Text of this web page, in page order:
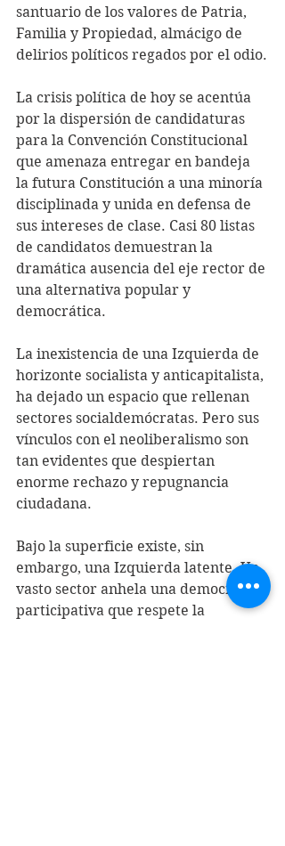
santuario de los valores de Patria,
Familia y Propiedad, almácigo de
delirios políticos regados por el odio.
La crisis política de hoy se acentúa
por la dispersión de candidaturas
para la Convención Constitucional
que amenaza entregar en bandeja
la futura Constitución a una minoría
disciplinada y unida en defensa de
sus intereses de clase. Casi 80 listas
de candidatos demuestran la
dramática ausencia del eje rector de
una alternativa popular y
democrática.
La inexistencia de una Izquierda de
horizonte socialista y anticapitalista,
ha dejado un espacio que rellenan
sectores socialdemócratas. Pero sus
vínculos con el neoliberalismo son
tan evidentes que despiertan
enorme rechazo y repugnancia
ciudadana.
Bajo la superficie existe, sin
embargo, una Izquierda latente. Un
vasto sector anhela una democracia
participativa que respete la